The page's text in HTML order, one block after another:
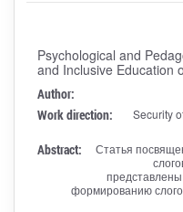
Psychological and
and Inclusive Education
Author:
Work direction:
Security
Abstract:
Статья
формированию